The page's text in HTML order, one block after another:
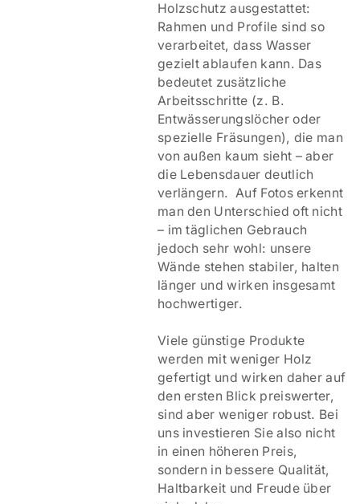
Holzschutz ausgestattet:
Rahmen und Profile sind so
verarbeitet, dass Wasser
gezielt ablaufen kann. Das
bedeutet zusätzliche
Arbeitsschritte (z. B.
Entwässerungslöcher oder
spezielle Fräsungen), die man
von außen kaum sieht – aber
die Lebensdauer deutlich
verlängern. Auf Fotos erkennt
man den Unterschied oft nicht
– im täglichen Gebrauch
jedoch sehr wohl: unsere
Wände stehen stabiler, halten
länger und wirken insgesamt
hochwertiger.
Viele günstige Produkte
werden mit weniger Holz
gefertigt und wirken daher auf
den ersten Blick preiswerter,
sind aber weniger robust. Bei
uns investieren Sie also nicht
in einen höheren Preis,
sondern in bessere Qualität,
Haltbarkeit und Freude über